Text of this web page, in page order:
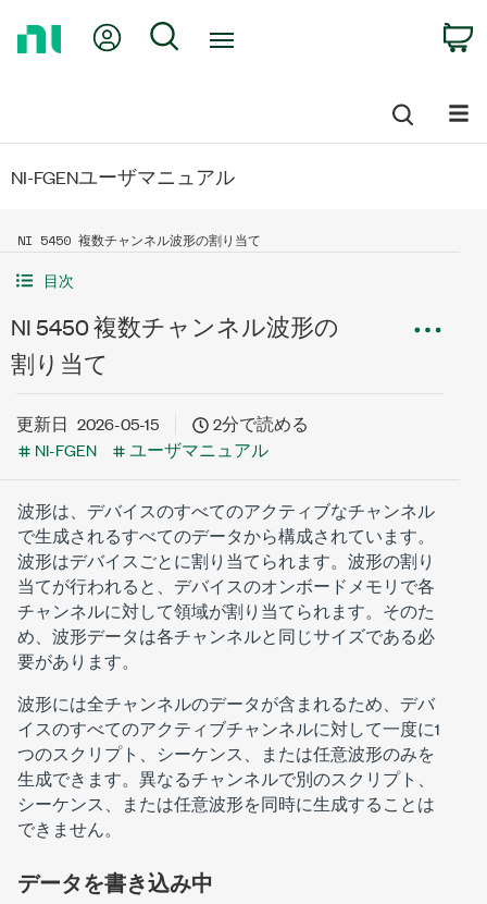
My Account
Search
NI-FGENユーザマニュアル
NI 5450 複数チャンネル波形の割り当て
目次
NI 5450 複数チャンネル波形の
割り当て
更新日 2026-05-15
2分で読める
NI-FGEN
ユーザマニュアル
波形は、デバイスのすべてのアクティブなチャンネル
で生成されるすべてのデータから構成されています。
波形はデバイスごとに割り当てられます。波形の割り
当てが行われると、デバイスのオンボードメモリで各
チャンネルに対して領域が割り当てられます。そのた
め、波形データは各チャンネルと同じサイズである必
要があります。
波形には全チャンネルのデータが含まれるため、デバ
イスのすべてのアクティブチャンネルに対して一度に1
つのスクリプト、シーケンス、または任意波形のみを
生成できます。異なるチャンネルで別のスクリプト、
シーケンス、または任意波形を同時に生成することは
できません。
データを書き込み中